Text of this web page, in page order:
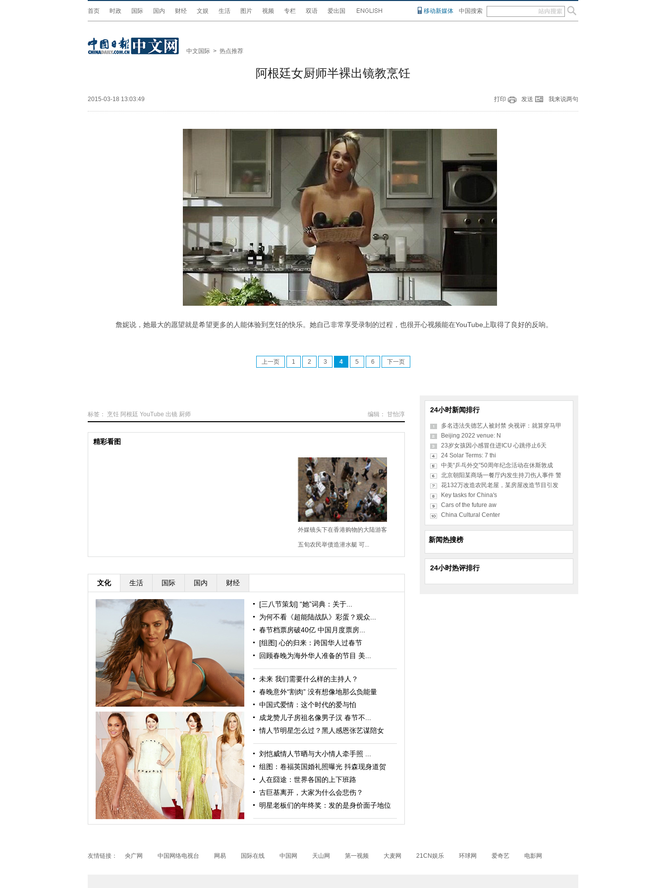
首页 时政 国际 国内 财经 文娱 生活 图片 视频 专栏 双语 爱出国 移动新媒体 中国搜索
中文国际 > 热点推荐
阿根廷女厨师半裸出镜教烹饪
2015-03-18 13:03:49 打印 发送 我来说两句
詹妮说，她最大的愿望就是希望更多的人能体验到烹饪的快乐。她自己非常享受录制的过程，也很开心视频能在YouTube上取得了良好的反响。
上一页 1 2 3 4 5 6 下一页
编辑： 甘怡淳
标签： 烹饪 阿根廷 YouTube 出镜 厨师
精彩看图
外媒镜头下在香港购物的大陆游客
五旬农民举债造潜水艇 可...
文化 生活 国际 国内 财经
大片半裸遮胸热辣！C罗前女友伊莲娜登体育画报
[三八节策划] “她”词典：关于...
为何不看《超能陆战队》彩蛋？观众...
春节档票房破40亿 中国月度票房...
[组图] 心的归来：跨国华人过春节
回顾春晚为海外华人准备的节目 美...
未来 我们需要什么样的主持人？
春晚意外“割肉” 没有想像地那么负能量
中国式爱情：这个时代的爱与怕
成龙赞儿子房祖名像男子汉 春节不...
情人节明星怎么过？黑人感恩张艺谋陪女
刘恺威情人节晒与大小情人牵手照 ...
组图：卷福英国婚礼照曝光 抖森现身道贺
人在囧途：世界各国的上下班路
古巨基离开，大家为什么会悲伤？
明星老板们的年终奖：发的是身价面子地位
24小时新闻排行
多名违法失德艺人被封禁 央视评：就算穿马甲
Beijing 2022 venue: N
23岁女孩因小感冒住进ICU 心跳停止6天
24 Solar Terms: 7 thi
中美“乒乓外交”50周年纪念活动在休斯敦成
北京朝阳某商场一餐厅内发生持刀伤人事件 警
花132万改造农民老屋，某房屋改造节目引发
Key tasks for China's
Cars of the future aw
China Cultural Center
新闻热搜榜
24小时热评排行
友情链接： 央广网 中国网络电视台 网易 国际在线 中国网 天山网 第一视频 大麦网 21CN娱乐 环球网 爱奇艺 电影网